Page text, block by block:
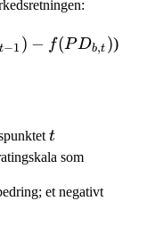
=
t−1 ) − f(PDb,t ))
t
t
som
et negativt